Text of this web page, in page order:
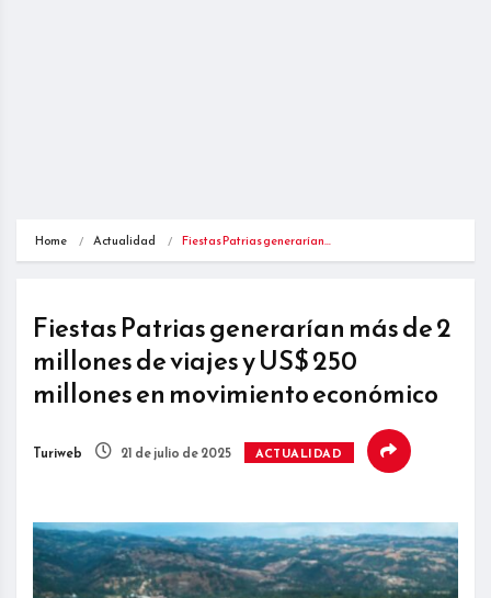
Home Actualidad Fiestas Patrias generarían…
Fiestas Patrias generarían más de 2
millones de viajes y US$ 250
millones en movimiento económico
Turiweb 21 de julio de 2025 ACTUALIDAD